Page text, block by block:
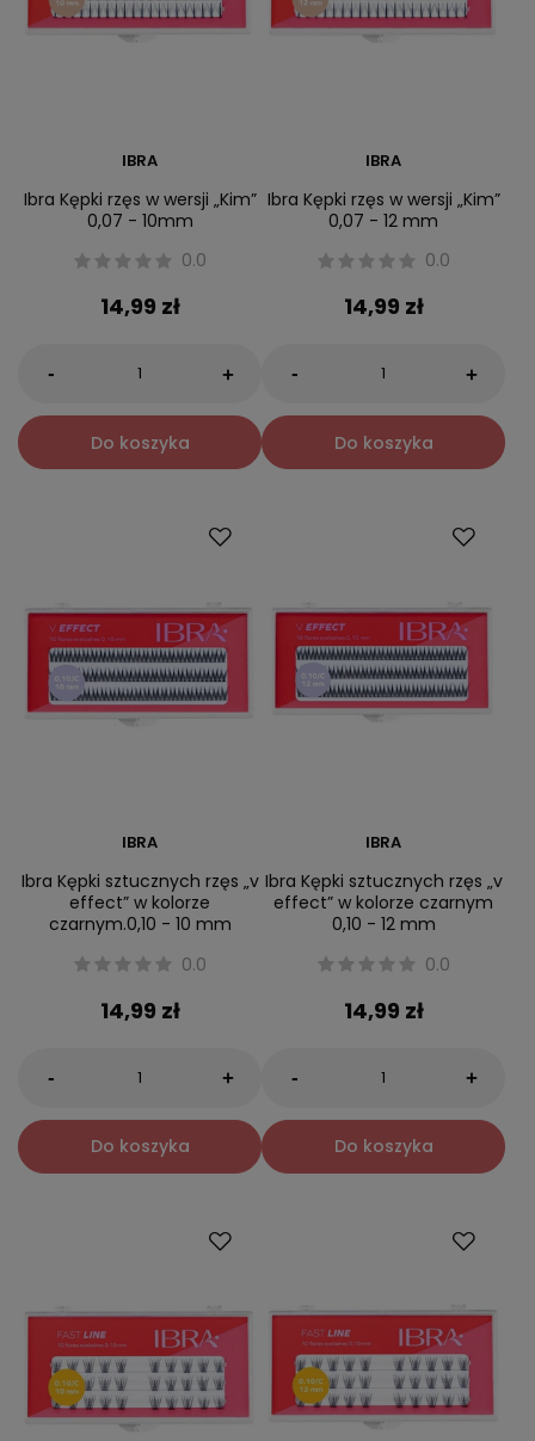
IBRA
Ibra Kępki rzęs w wersji „Kim”
0,07 - 10mm
0.0
14,99 zł
- +
Do koszyka
IBRA
Ibra Kępki rzęs w wersji „Kim”
0,07 - 12 mm
0.0
14,99 zł
- +
Do koszyka
IBRA
Ibra Kępki sztucznych rzęs „v
effect” w kolorze
czarnym.0,10 - 10 mm
0.0
14,99 zł
- +
Do koszyka
IBRA
Ibra Kępki sztucznych rzęs „v
effect” w kolorze czarnym
0,10 - 12 mm
0.0
14,99 zł
- +
Do koszyka